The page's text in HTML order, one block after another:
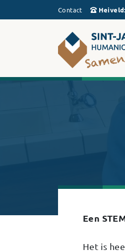
Contact Heiveld:
Een
Het is